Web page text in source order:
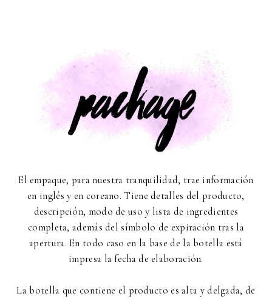
El empaque, para nuestra tranquilidad, trae información
en inglés y en coreano. Tiene detalles del producto,
descripción, modo de uso y lista de ingredientes
completa, además del símbolo de expiración tras la
apertura. En todo caso en la base de la botella está
impresa la fecha de elaboración.
La botella que contiene el producto es alta y delgada, de